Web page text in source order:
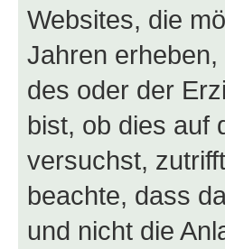
Websites, die
Jahren
des oder der
bist, ob dies auf
versuchst,
beachte, dass
und nicht die